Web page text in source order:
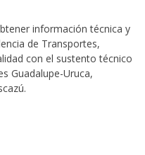
información técnica y
de Transportes,
con el sustento técnico
Guadalupe-Uruca,